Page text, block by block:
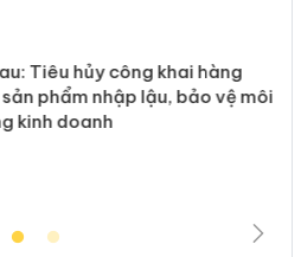
Tiêu hủy công khai hàng
phẩm nhập lậu, bảo vệ môi
kinh doanh